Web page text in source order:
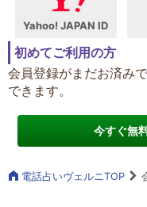
Yahoo! JAPAN ID
初めてご利用の方
会員登録がまだお済み
できます。
今すぐ無
電話占いヴェルニTOP